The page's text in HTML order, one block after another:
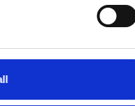
dit doen.